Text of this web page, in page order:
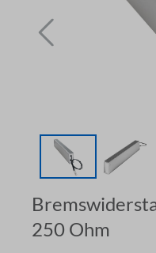
250 Ohm